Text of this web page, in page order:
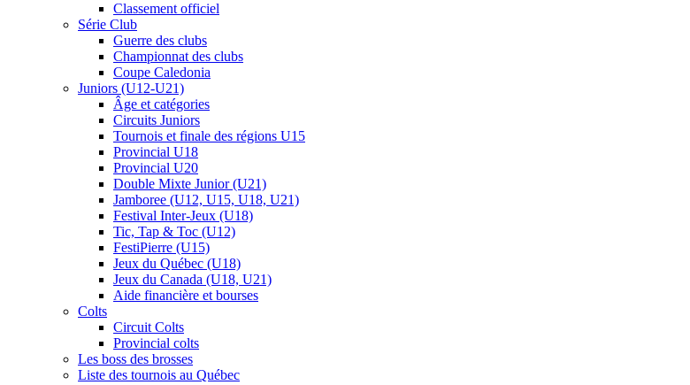
Classement officiel
Série Club
Guerre des clubs
Championnat des clubs
Coupe Caledonia
Juniors (U12-U21)
Âge et catégories
Circuits Juniors
Tournois et finale des régions U15
Provincial U18
Provincial U20
Double Mixte Junior (U21)
Jamboree (U12, U15, U18, U21)
Festival Inter-Jeux (U18)
Tic, Tap & Toc (U12)
FestiPierre (U15)
Jeux du Québec (U18)
Jeux du Canada (U18, U21)
Aide financière et bourses
Colts
Circuit Colts
Provincial colts
Les boss des brosses
Liste des tournois au Québec